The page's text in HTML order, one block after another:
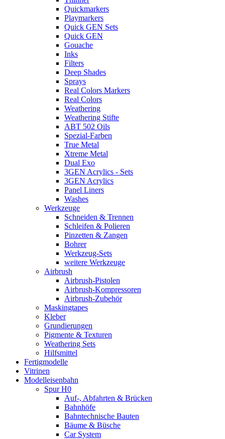
Quickmarkers
Playmarkers
Quick GEN Sets
Quick GEN
Gouache
Inks
Filters
Deep Shades
Sprays
Real Colors Markers
Real Colors
Weathering
Weathering Stifte
ABT 502 Oils
Spezial-Farben
True Metal
Xtreme Metal
Dual Exo
3GEN Acrylics - Sets
3GEN Acrylics
Panel Liners
Washes
Werkzeuge
Schneiden & Trennen
Schleifen & Polieren
Pinzetten & Zangen
Bohrer
Werkzeug-Sets
weitere Werkzeuge
Airbrush
Airbrush-Pistolen
Airbrush-Kompressoren
Airbrush-Zubehör
Maskingtapes
Kleber
Grundierungen
Pigmente & Texturen
Weathering Sets
Hilfsmittel
Fertigmodelle
Vitrinen
Modelleisenbahn
Spur H0
Auf-, Abfahrten & Brücken
Bahnhöfe
Bahntechnische Bauten
Bäume & Büsche
Car System